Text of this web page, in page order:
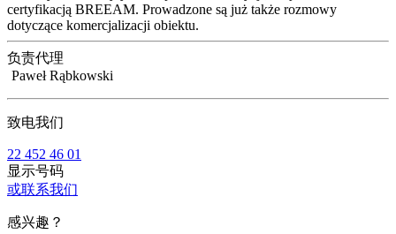
certyfikacją BREEAM. Prowadzone są już także rozmowy
dotyczące komercjalizacji obiektu.
负责代理
Paweł Rąbkowski
致电我们
22 452 46 01
显示号码
或联系我们
感兴趣？